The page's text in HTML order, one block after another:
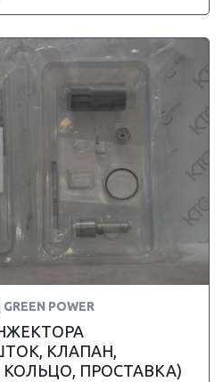
GREEN POWER
КЛАПАН,
ПРОСТАВКА)